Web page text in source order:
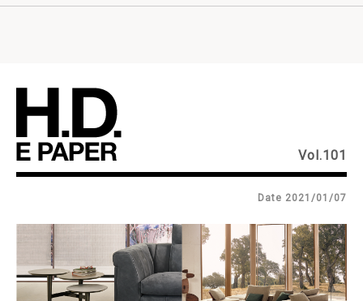
Vol.101
Date 2021/01/07